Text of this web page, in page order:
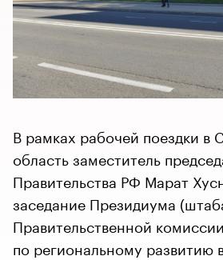
В рамках рабочей поездки в
область заместитель
Правительства РФ Марат
заседание Президиума
Правительственной комиссии
по региональному развитию